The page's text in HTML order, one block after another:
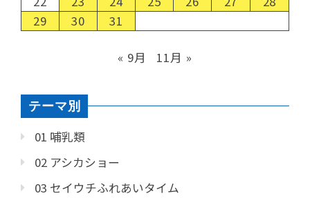
29
30 31
« 9月 11月 »
テーマ別
01 哺乳類
02 アシカショー
03 セイウチふれあいタイム